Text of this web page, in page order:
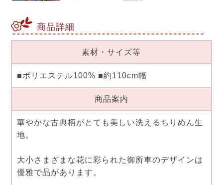
商品詳細
素材・サイズ等
■ポリエステル100% ■約110cm幅
商品案内
華やかな古典柄がとても美しい洗えるちりめん生
地。
大小さまざまな花に彩られた御所車のデザインは
優雅で品があります。